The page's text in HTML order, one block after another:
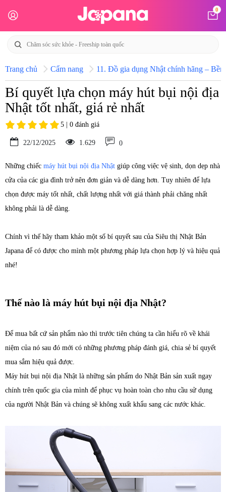
0
Trang chủ Cẩm nang 11. Đồ gia dụng Nhật chính hãng –
Bí quyết lựa chọn máy hút bụi nội địa
Nhật tốt nhất, giá rẻ nhất
5 | 0 đánh giá
22/12/2025 1.629 0
Những chiếc máy hút bụi nội địa Nhật giúp công việc vệ sinh, dọn dẹp nhà
cửa của các gia đình trở nên đơn giản và dễ dàng hơn. Tuy nhiên để lựa
chọn được máy tốt nhất, chất lượng nhất với giá thành phải chăng nhất
không phải là dễ dàng.
Chính vì thế hãy tham khảo một số bí quyết sau của Siêu thị Nhật Bản
Japana để có được cho mình một phương pháp lựa chọn hợp lý và hiệu quả
nhé!
Thế nào là máy hút bụi nội địa Nhật?
Để mua bất cứ sản phẩm nào thì trước tiên chúng ta cần hiểu rõ về khái
niệm của nó sau đó mới có những phương pháp đánh giá, chia sẻ bí quyết
mua sắm hiệu quả được.
Máy hút bụi nội địa Nhật là những sản phẩm do Nhật Bản sản xuất ngay
chính trên quốc gia của mình để phục vụ hoàn toàn cho nhu cầu sử dụng
của người Nhật Bản và chúng sẽ không xuất khẩu sang các nước khác.